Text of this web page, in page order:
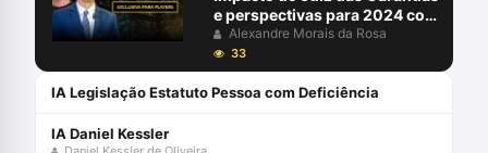
e perspectivas para 2024 com
Alexandre Morais da Rosa e
Aury Lopes Jr
Alexandre Morais da Rosa
33
IA Legislação Estatuto Pessoa com Deficiência
IA Daniel Kessler